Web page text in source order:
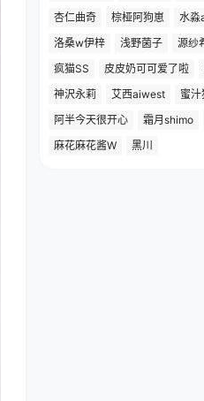
杏仁曲奇
棕桠阿狗崽
水淼
洛桑w伊梓
浅野菌子 源纱
疯猫SS
皮皮奶可可爱了啦
神沢永莉
艾西aiwest 蜜
阿半今天很开心
霜月shimo
麻花麻花酱W
黑川